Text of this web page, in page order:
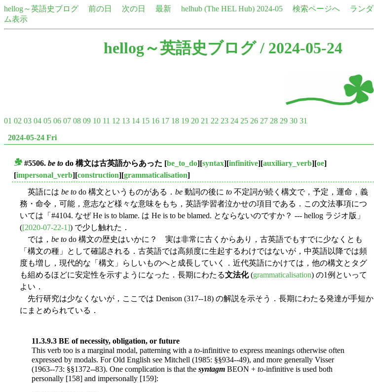
hellog～英語史ブログ 前の日 次の日 最新 helhub (The HEL Hub) 2024-05 検索ページへ
ランダ
ム表示
hellog～英語史ブログ/ 2024-05-24
01 02 03 04 05 06 07 08 09 10 11 12 13 14 15 16 17 18 19 20 21 22 23 24 25 26 27 28 29 30 31
2024-05-24 Fri
#5506. be to do 構文は古英語からあった [be_to_do][syntax][infinitive][auxiliary_verb][oe]
[impersonal_verb][construction][grammaticalisation]
英語には be to do 構文というものがある． be 動詞の後に to 不定詞が続く構文で，予定，運命，義
務・命令，可能，意志など様々な意味をもち，英語学習者泣かせの項目である．この文法事項につ
いては「#4104. なぜ He is to blame. は He is to be blamed. とならないのですか？ --- hellog ラジオ版」
([2020-07-22-1]) で少し触れた．
では， be to do 構文の歴史はいかに？ 実は非常に古くからあり，古英語でもすでに少なくとも
「構文の種」として確認される．古英語では高頻度に生起するわけではないが，中英語以降では頻
度も増し，現代的な「構文」らしいものへと成長していく．近代英語にかけては，他の構文とタグ
も組めるほどに安定性を示すようになった．長期にわたる文法化(grammaticalisation) の1例といって
よい．
先行研究は少なくないが，ここでは Denison (317--18) の解説を示そう．長期にわたる発達が手短か
にまとめられている．
11.3.9.3 BE of necessity, obligation, or future
This verb too is a marginal modal, patterning with a to-infinitive to express meanings otherwise often
expressed by modals. For Old English see Mitchell (1985: §§934--49), and more generally Visser
(1963--73: §§1372--83). One complication is that the syntagm BEON + to-infinitive is used both
personally [158] and impersonally [159]: